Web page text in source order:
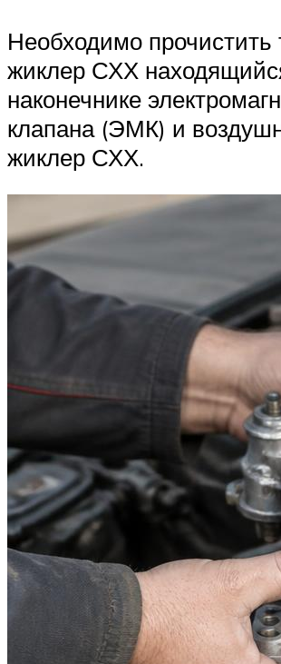
Необходимо
жиклер СХХ
наконечнике
клапана (ЭМК) и
жиклер СХХ.